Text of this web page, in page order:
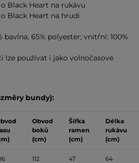
Black Heart na rukávu
Black Heart na hrudi
bavlna, 65% polyester; vnitřní: 100%
lze používat i jako volnočasové
bundy):
Obvod
boků
(cm)
Šířka
ramen
(cm)
Délka
rukávu
(cm)
112 47 64